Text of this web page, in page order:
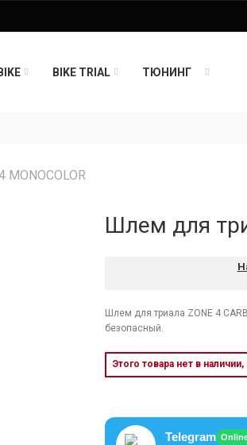
BIKE TRIAL ТЮНИНГ
Шлем для
Шлем для триала ZONE 4
безопасный.
Этого товара нет в
Telegram